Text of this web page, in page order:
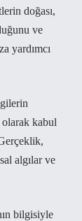
doğası,
ve
yardımcı
olarak kabul
algılar ve
bilgisiyle